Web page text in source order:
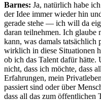
Barnes: Ja, natürlich habe
der Idee immer wieder hin
gerade stehe — ich will da
daran teilnehmen. Ich glaube
kann, was damals tatsächlich
wirklich in diese Situationen
ob ich das Talent dafür hätte.
nicht, dass ich möchte, dass
Erfahrungen, mein
passiert sind oder über
dass all das zum öffentlichen